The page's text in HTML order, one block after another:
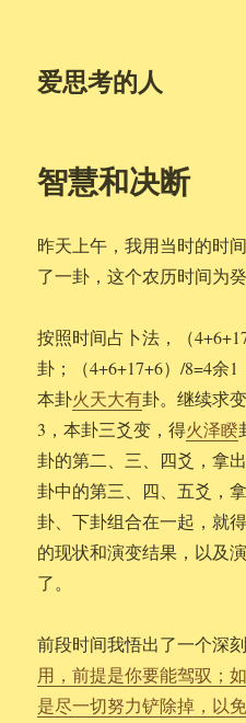
爱思考的人
智慧和决断
昨天上午，我用当时的时
了一卦，这个农历时间为
按照时间占卜法，（
卦；（4+6+17+6）/8=4余
本卦火天大有卦。继续求
3，本卦三爻变，得火泽睽
卦的第二、三、四爻，拿
卦中的第三、四、五爻，
卦、下卦组合在一起，就
的现状和演变结果，以及
了。
前段时间我悟出了一个深
用，前提是你要能驾驭；
是尽一切努力铲除掉，以